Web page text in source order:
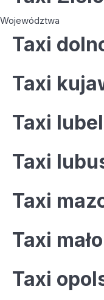
Województwa
Taxi
Taxi
Taxi
Taxi
Taxi
Taxi
Taxi